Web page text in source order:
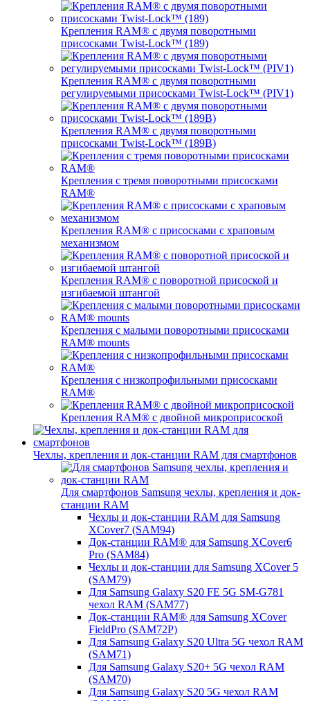
Крепления RAM® с двумя поворотными
присосками Twist-Lock™ (189)
Крепления RAM® с двумя поворотными
регулируемыми присосками Twist-Lock™ (PIV1)
Крепления RAM® с двумя поворотными
присосками Twist-Lock™ (189B)
Крепления с тремя поворотными присосками
RAM®
Крепления RAM® с присосками с храповым
механизмом
Крепления RAM® с поворотной присоской и
изгибаемой штангой
Крепления с малыми поворотными присосками
RAM® mounts
Крепления с низкопрофильными присосками
RAM®
Крепления RAM® с двойной микроприсоской
Чехлы, крепления и док-станции RAM для смартфонов
Для смартфонов Samsung чехлы, крепления и док-
станции RAM
Чехлы и док-станции RAM для Samsung
XCover7 (SAM94)
Док-станции RAM® для Samsung XCover6
Pro (SAM84)
Чехлы и док-станции для Samsung XCover 5
(SAM79)
Для Samsung Galaxy S20 FE 5G SM-G781
чехол RAM (SAM77)
Док-станции RAM® для Samsung XCover
FieldPro (SAM72P)
Для Samsung Galaxy S20 Ultra 5G чехол RAM
(SAM71)
Для Samsung Galaxy S20+ 5G чехол RAM
(SAM70)
Для Samsung Galaxy S20 5G чехол RAM